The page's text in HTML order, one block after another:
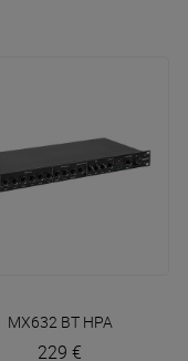
MX632 BT HPA
229 €